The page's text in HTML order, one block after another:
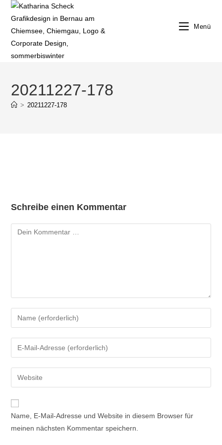
Zum
Inhalt
springen
Menü
20211227-178
> 20211227-178
Schreibe einen Kommentar
Kommentar
deinen
Namen
oder
zum
Kommentieren
ein
deine
E-
Mail-
zum
Kommentieren
ein
deine
Website-
Name, E-Mail-Adresse und Website in diesem Browser für
meinen nächsten Kommentar speichern.